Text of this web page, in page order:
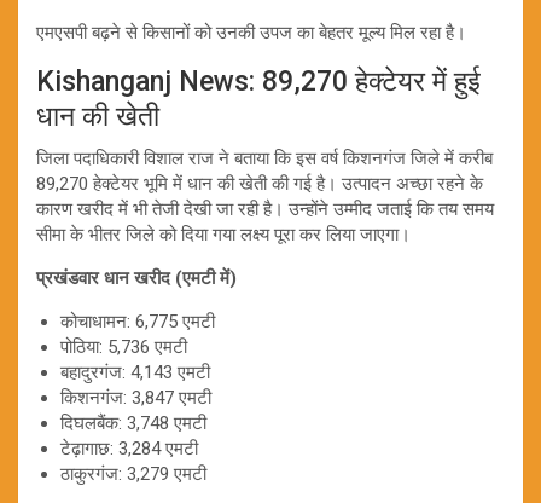
एमएसपी बढ़ने से किसानों को उनकी उपज का बेहतर मूल्य मिल रहा है।
Kishanganj News: 89,270 हेक्टेयर में हुई
धान की खेती
जिला पदाधिकारी विशाल राज ने बताया कि इस वर्ष किशनगंज जिले में करीब
89,270 हेक्टेयर भूमि में धान की खेती की गई है। उत्पादन अच्छा रहने के
कारण खरीद में भी तेजी देखी जा रही है। उन्होंने उम्मीद जताई कि तय समय
सीमा के भीतर जिले को दिया गया लक्ष्य पूरा कर लिया जाएगा।
प्रखंडवार धान खरीद (एमटी में)
कोचाधामन: 6,775 एमटी
पोठिया: 5,736 एमटी
बहादुरगंज: 4,143 एमटी
किशनगंज: 3,847 एमटी
दिघलबैंक: 3,748 एमटी
टेढ़ागाछ: 3,284 एमटी
ठाकुरगंज: 3,279 एमटी